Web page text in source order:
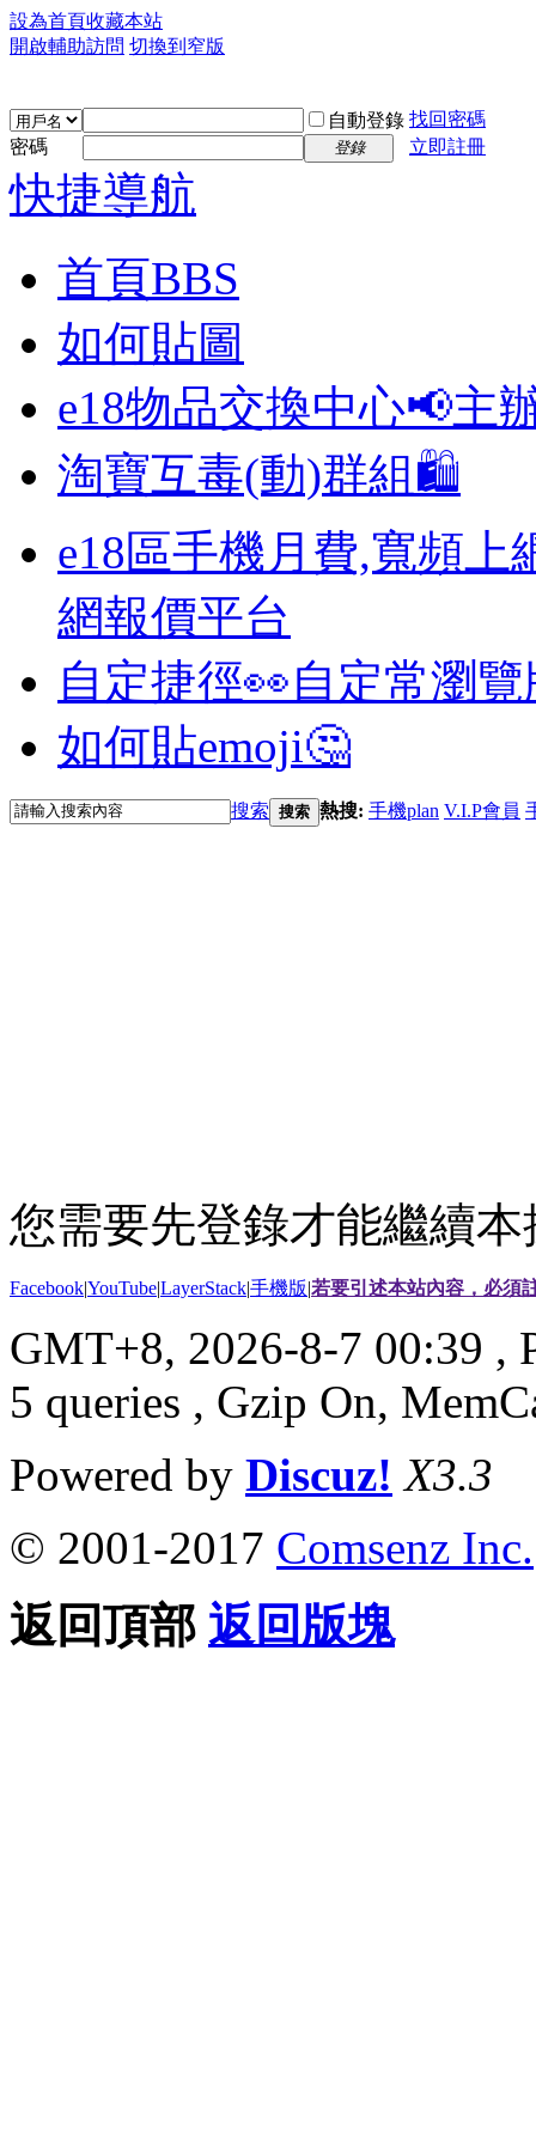
設為首頁收藏本站
開啟輔助訪問 切換到窄版
自動登錄 找回密碼
密碼
登錄 立即註冊
快捷導航
首頁BBS
如何貼圖
e18物品交換中心📢主
淘寶互毒(動)群組🛍️
e18區手機月費,寬頻上
網報價平台
自定捷徑👀自定常瀏
如何貼emoji🤔
搜索 搜索 熱搜: 手機plan V.I.P會員
您需要先登錄才能繼續本
Facebook|YouTube|LayerStack|手機版|若要引述本站內容，必須
GMT+8, 2026-8-7 00:39 ,
5 queries , Gzip On,
Powered by Discuz! X3.3
© 2001-2017 Comsenz Inc.
返回頂部 返回版塊